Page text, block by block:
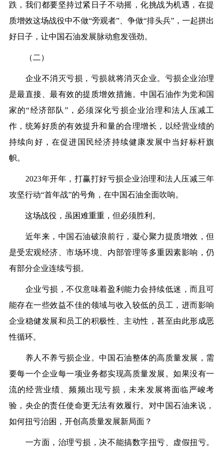
跌，我们都要坚持过紧日子不动摇，化挑战为机遇，在提
质增效这场战役中不做“旁观者”、争做“排头兵”，一起拼出
好日子，让中国石油发展脉动愈发强劲。
（二）
企业不消灭亏损，亏损就将消灭企业。亏损企业治理
是最直接、最有效的提质增效措施。中国石油作为党和国
家的“经济部队”，必须深化亏损企业治理和法人压减工
作，统筹好质的有效提升和量的合理增长，以经营业绩的
持续向好，在促进国民经济持续健康发展中当好标杆旗
帜。
2023年开年，打赢打好亏损企业治理和法人压减三年
攻坚行动“首年战”的号角，在中国石油全面吹响。
这场战役，虽困难重重，但必须胜利。
近年来，中国石油破浪前行，凝心聚力提质增效，但
是受宏观经济、市场环境、内部管理等多重因素影响，仍
有部分企业连续亏损。
企业亏损，不仅意味着盈利能力会持续低迷，而且可
能存在一些效益不佳的领域与收入较低的员工，进而影响
企业稳健发展和员工的积极性、主动性，甚至由此形成恶
性循环。
养人不养亏损企业。中国石油整体的高质量发展，需
要每一个企业每一项业务都实现高质量发展。如果没有一
流的经营业绩、频频出现亏损，未来发展将面临严峻考
验，央企的责任使命更无法有效履行。对中国石油来说，
如何扭亏治困，开创高质量发展新局面？
一方面，治理亏损，决不能搞数字扭亏、虚假扭亏。